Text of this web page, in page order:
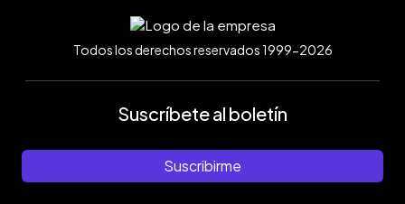
Todos los derechos reservados 1999-2026
Suscríbete al boletín
Suscribirme